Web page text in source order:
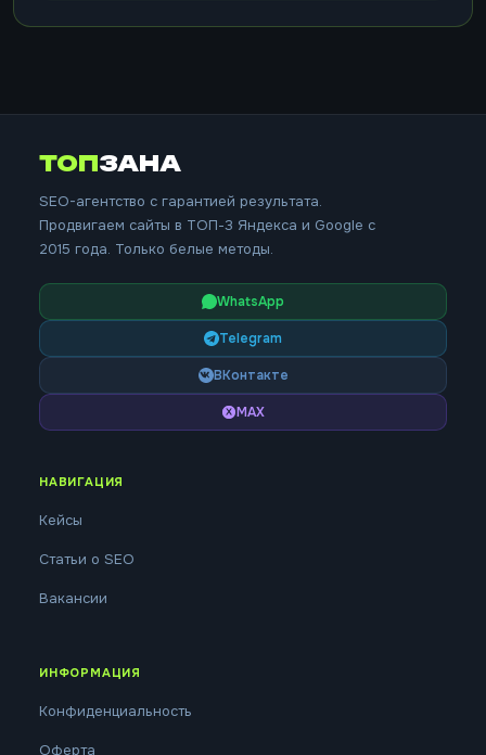
ТОПЗАНА
SEO-агентство с гарантией результата.
Продвигаем сайты в ТОП-3 Яндекса и Google с
2015 года. Только белые методы.
WhatsApp
Telegram
ВКонтакте
MAX
НАВИГАЦИЯ
Кейсы
Статьи о SEO
Вакансии
ИНФОРМАЦИЯ
Конфиденциальность
Оферта